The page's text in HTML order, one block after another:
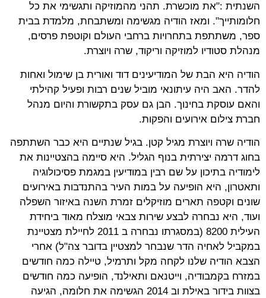
השנתית :"את מוכשרת. תהני מהמוזיקה ותגשימי את כל
חלומותייך". ומאז הודיה מגשימה ומשתבחת, מלמדת בבית
ספר, משתתפת בתחרויות ברחבי העולם וקוטפת פרסים,
מנהלת סטודיו למוזיקה וריקוד, שרה ויוצרת.
הודיה היא הבת של המודיעינים דוד ואורית בן שימול ואחות
להדר. האב היה עיתונאי מוביל שנים רבות ופעיל קהילתי
והאם עוסקת בחינוך. הבן גם עסק בתקשורת והיום מנהל
חברת צילום אירועים והפקות.
הודיה שרה ויוצרת מגיל קטן. בגיל שנתיים היא כבר השתתפה
בחוג דרמה יצירתית בנוף הגליל. היא סיימה בהצטיינות את
לימודיה בתיכון על שם רבין במודיעין במגמת פסיכולוגיה
ותאטרון, היא הופיעה על במות העיר בהתנדבות באירועים
שונים וקטפה תארים מוזיקלים זמרת השנה באיזור השפלה
ועוד, היא נבחרה לבצע שירות צבאי מוצלח מאוד ביחידת
העילית 8200 (במסגרתו נבחרה ב 2011 לחיילת מצטיינת
במקביל לאחיה הדר שנבחר למצטיין בדובר צה"ל) אחרי
הצבא הודיה שלנו לקחה מקל ותרמיל, טיילה כמה חודשים
במזרח בקמבודיה, וייטנאם ותאילנד, הופיעה כמה חודשים
בצוות בידור באילת וב 2014 הגשימה את חלומה, הגיעה